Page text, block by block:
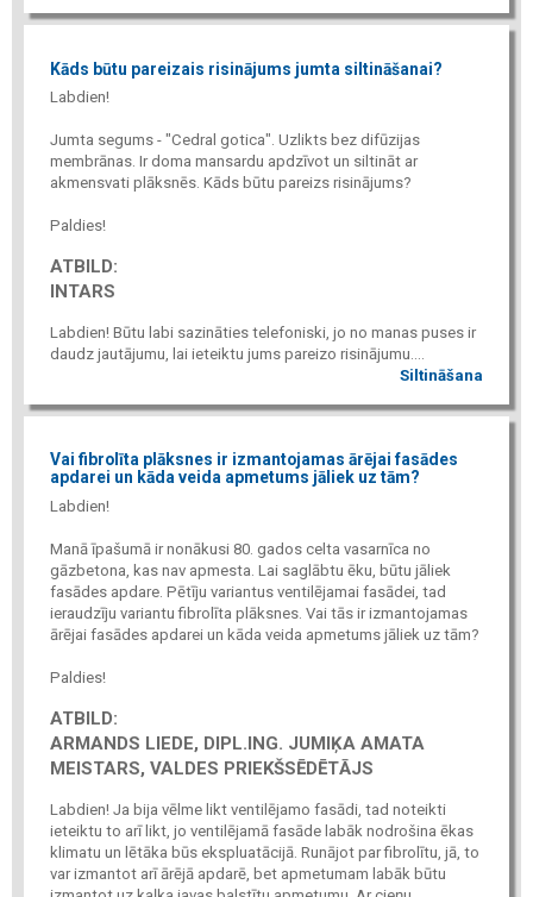
Kāds būtu pareizais risinājums jumta siltināšanai?
Labdien!
Jumta segums - "Cedral gotica". Uzlikts bez difūzijas
membrānas. Ir doma mansardu apdzīvot un siltināt ar
akmensvati plāksnēs. Kāds būtu pareizs risinājums?
Paldies!
ATBILD:
INTARS
Labdien! Būtu labi sazināties telefoniski, jo no manas puses ir
daudz jautājumu, lai ieteiktu jums pareizo risinājumu....
Siltināšana
Vai fibrolīta plāksnes ir izmantojamas ārējai fasādes
apdarei un kāda veida apmetums jāliek uz tām?
Labdien!
Manā īpašumā ir nonākusi 80. gados celta vasarnīca no
gāzbetona, kas nav apmesta. Lai saglābtu ēku, būtu jāliek
fasādes apdare. Pētīju variantus ventilējamai fasādei, tad
ieraudzīju variantu fibrolīta plāksnes. Vai tās ir izmantojamas
ārējai fasādes apdarei un kāda veida apmetums jāliek uz tām?
Paldies!
ATBILD:
ARMANDS LIEDE, DIPL.ING. JUMIĶA AMATA
MEISTARS, VALDES PRIEKŠSĒDĒTĀJS
Labdien! Ja bija vēlme likt ventilējamo fasādi, tad noteikti
ieteiktu to arī likt, jo ventilējamā fasāde labāk nodrošina ēkas
klimatu un lētāka būs ekspluatācijā. Runājot par fibrolītu, jā, to
var izmantot arī ārējā apdarē, bet apmetumam labāk būtu